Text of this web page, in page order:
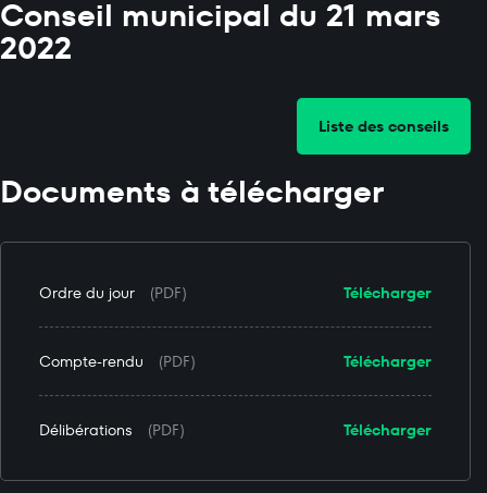
Conseil municipal du 21 mars
2022
Liste des conseils
Documents à télécharger
Télécharger
Ordre du jour (PDF)
Télécharger
Compte-rendu (PDF)
Télécharger
Délibérations (PDF)